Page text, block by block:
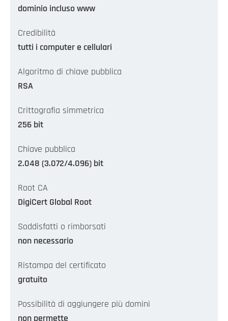
dominio incluso www
Credibilità
tutti i computer e cellulari
Algoritmo di chiave pubblica
RSA
Crittografia simmetrica
256 bit
Chiave pubblica
2.048 (3.072/4.096) bit
Root CA
DigiCert Global Root
Soddisfatti o rimborsati
non necessario
Ristampa del certificato
gratuito
Possibilità di aggiungere più domini
non permette